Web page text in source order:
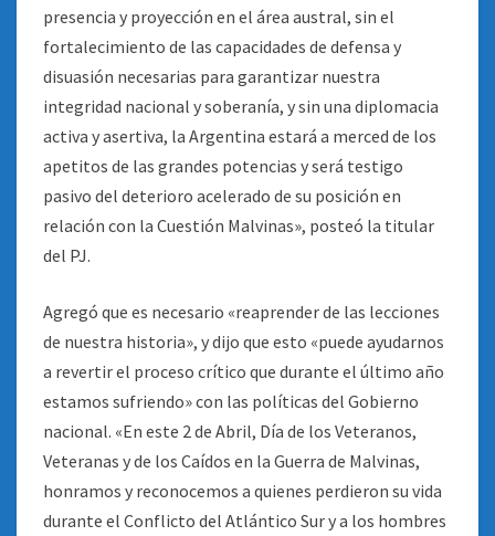
presencia y proyección en el área austral, sin el
fortalecimiento de las capacidades de defensa y
disuasión necesarias para garantizar nuestra
integridad nacional y soberanía, y sin una diplomacia
activa y asertiva, la Argentina estará a merced de los
apetitos de las grandes potencias y será testigo
pasivo del deterioro acelerado de su posición en
relación con la Cuestión Malvinas», posteó la titular
del PJ.
Agregó que es necesario «reaprender de las lecciones
de nuestra historia», y dijo que esto «puede ayudarnos
a revertir el proceso crítico que durante el último año
estamos sufriendo» con las políticas del Gobierno
nacional. «En este 2 de Abril, Día de los Veteranos,
Veteranas y de los Caídos en la Guerra de Malvinas,
honramos y reconocemos a quienes perdieron su vida
durante el Conflicto del Atlántico Sur y a los hombres